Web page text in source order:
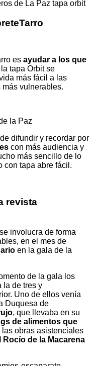
es ayudar a los que
tapa Orbit se
más fácil a las
vulnerables.
difundir y recordar por
con más audiencia y
más sencillo de lo
con tapa abre fácil.
revista
involucra de forma
en el mes de
en la gala de la
de la gala los
la de tres y
Uno de ellos venía
Duquesa de
, que llevaba en su
de alimentos que
obras asistenciales
Rocío de la Macarena